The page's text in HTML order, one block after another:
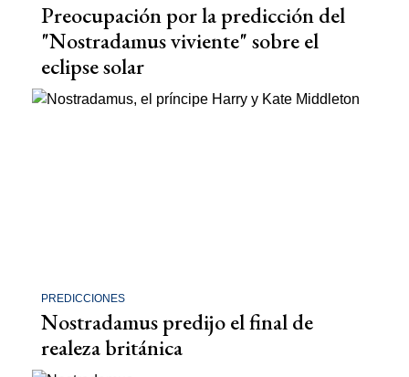
Preocupación por la predicción del
"Nostradamus viviente" sobre el
eclipse solar
PREDICCIONES
Nostradamus predijo el final de
realeza británica